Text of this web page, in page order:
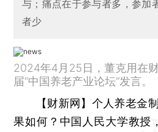
与；痛点在于参与者多，参加
者少
2024年4月25日，董克用在
届“中国养老产业论坛”发言。
【财新网】 个人养老金
果如何？中国人民大学教授